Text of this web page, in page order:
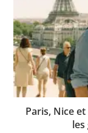
Paris, Nice